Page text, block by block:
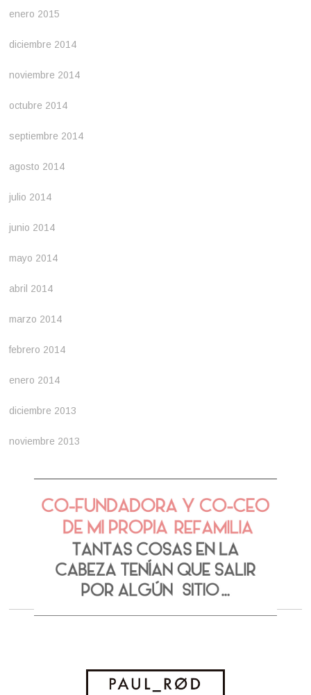
enero 2015
diciembre 2014
noviembre 2014
octubre 2014
septiembre 2014
agosto 2014
julio 2014
junio 2014
mayo 2014
abril 2014
marzo 2014
febrero 2014
enero 2014
diciembre 2013
noviembre 2013